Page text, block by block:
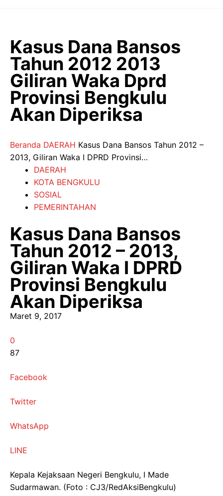
Kasus Dana Bansos
Tahun 2012 2013
Giliran Waka Dprd
Provinsi Bengkulu
Akan Diperiksa
Beranda DAERAH Kasus Dana Bansos Tahun 2012 –
2013, Giliran Waka I DPRD Provinsi…
DAERAH
KOTA BENGKULU
SOSIAL
PEMERINTAHAN
Kasus Dana Bansos
Tahun 2012 – 2013,
Giliran Waka I DPRD
Provinsi Bengkulu
Akan Diperiksa
Maret 9, 2017
0
87
Facebook
Twitter
WhatsApp
LINE
Kepala Kejaksaan Negeri Bengkulu, I Made
Sudarmawan. (Foto : CJ3/RedAksiBengkulu)